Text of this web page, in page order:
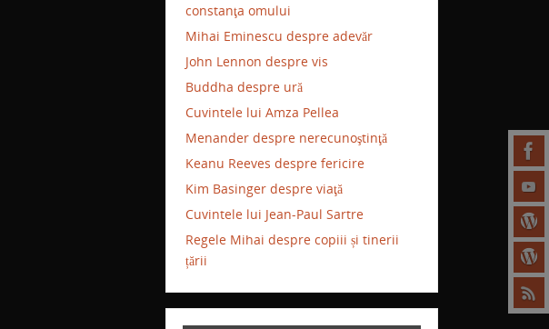
constanţa omului
Mihai Eminescu despre adevăr
John Lennon despre vis
Buddha despre ură
Cuvintele lui Amza Pellea
Menander despre nerecunoştinţă
Keanu Reeves despre fericire
Kim Basinger despre viaţă
Cuvintele lui Jean-Paul Sartre
Regele Mihai despre copiii și tinerii
țării